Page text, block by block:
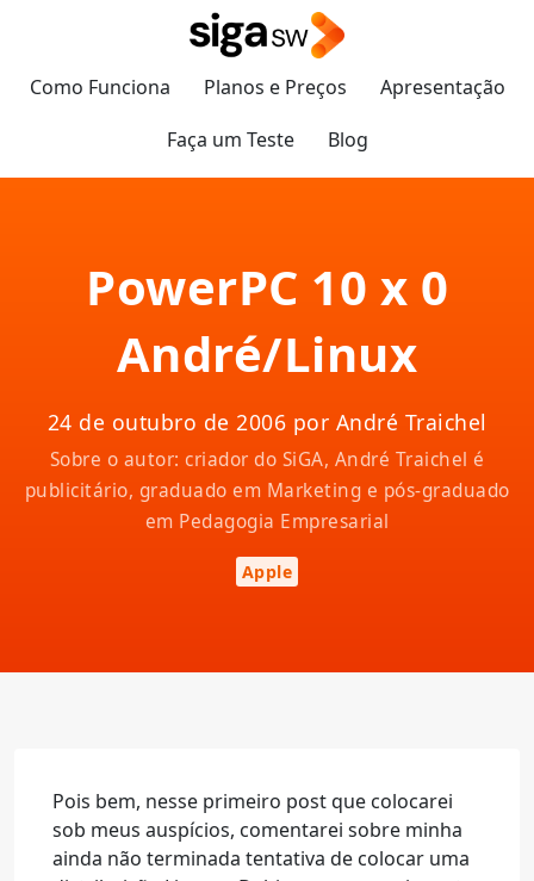
Como Funciona Planos e Preços
Apresentação
Faça um Teste
Blog
PowerPC 10 x 0
André/Linux
24 de outubro de 2006 por André Traichel
Sobre o autor: criador do SiGA, André Traichel é
publicitário, graduado em Marketing e pós-graduado
em Pedagogia Empresarial
Apple
Pois bem, nesse primeiro post que colocarei
sob meus auspícios, comentarei sobre minha
ainda não terminada tentativa de colocar uma